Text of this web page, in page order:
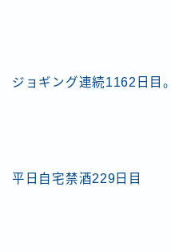
ジョギング連続1162日目。
平日自宅禁酒229日目